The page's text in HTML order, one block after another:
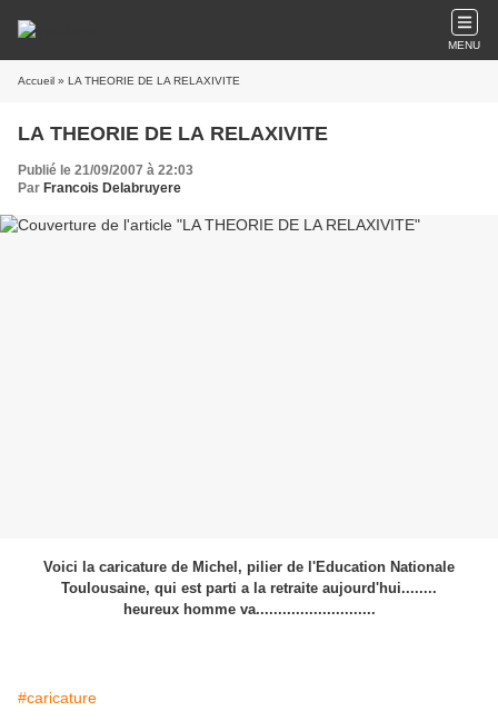
MENU
Accueil » LA THEORIE DE LA RELAXIVITE
LA THEORIE DE LA RELAXIVITE
Publié le 21/09/2007 à 22:03
Par Francois Delabruyere
Voici la caricature de Michel, pilier de l'Education Nationale
Toulousaine, qui est parti a la retraite aujourd'hui........
heureux homme va...........................
#caricature